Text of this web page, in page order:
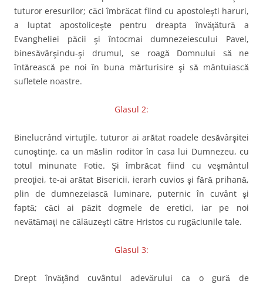
tuturor eresurilor; căci îmbrăcat fiind cu apostoleşti haruri,
a luptat apostoliceşte pentru dreapta învăţătură a
Evangheliei păcii şi întocmai dumnezeiescului Pavel,
binesăvârşindu-şi drumul, se roagă Domnului să ne
întărească pe noi în buna mărturisire şi să mântuiască
sufletele noastre.
Glasul 2:
Binelucrând virtuţile, tuturor ai arătat roadele desăvârşitei
cunoştinţe, ca un măslin roditor în casa lui Dumnezeu, cu
totul minunate Fotie. Şi îmbrăcat fiind cu veşmântul
preoţiei, te-ai arătat Bisericii, ierarh cuvios şi fără prihană,
plin de dumnezeiască luminare, puternic în cuvânt şi
faptă; căci ai păzit dogmele de eretici, iar pe noi
nevătămaţi ne călăuzeşti către Hristos cu rugăciunile tale.
Glasul 3:
Drept învăţând cuvântul adevărului ca o gură de